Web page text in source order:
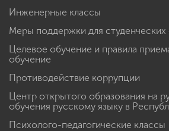
Инженерные классы
Меры поддержки для студенческих
Целевое обучение и правила
обучение
Противодействие коррупции
Центр открытого образования на
обучения русскому языку в
Психолого-педагогические классы